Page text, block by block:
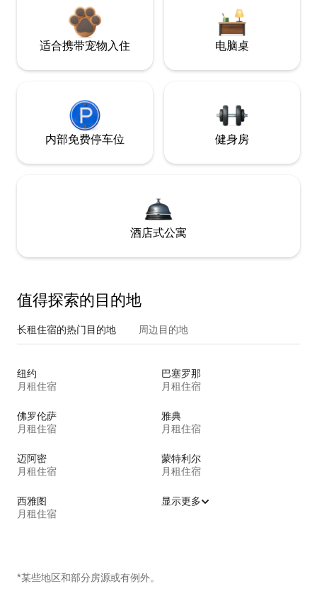
适合携带宠物入住 电脑桌
内部免费停车位 健身房
酒店式公寓
值得探索的目的地
长租住宿的热门目的地 周边目的地
纽约
月租住宿
巴塞罗那
月租住宿
佛罗伦萨
月租住宿
雅典
月租住宿
迈阿密
月租住宿
蒙特利尔
月租住宿
西雅图
月租住宿
显示更多
*某些地区和部分房源或有例外。